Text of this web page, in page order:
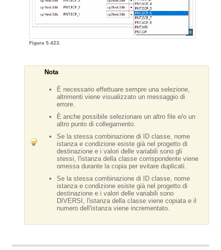
Figura 5.423.
Nota
È necessario effettuare sempre una selezione,
altrimenti viene visualizzato un messaggio di
errore.
È anche possibile selezionare un altro file e/o un
altro punto di collegamento.
Se la stessa combinazione di ID classe, nome
istanza e condizione esiste già nel progetto di
destinazione e i valori delle variabili sono gli
stessi, l'istanza della classe corrispondente viene
omessa durante la copia per evitare duplicati.
Se la stessa combinazione di ID classe, nome
istanza e condizione esiste già nel progetto di
destinazione e i valori delle variabili sono
DIVERSI, l'istanza della classe viene copiata e il
numero dell'istanza viene incrementato.